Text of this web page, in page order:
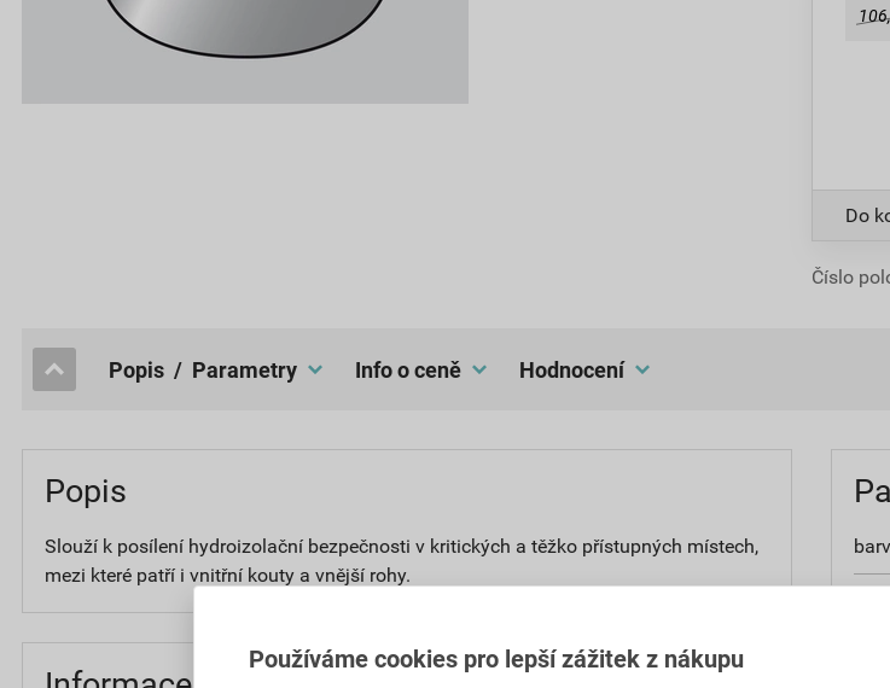
Do
Číslo
popis / Parametry Info o ceně hodnocení
Popis
Slouží k posílení hydroizolační bezpečnosti v kritických a těžko přístupných místech,
mezi které patří i vnitřní kouty a vnější rohy.
Používáme cookies pro lepší zážitek z nákupu